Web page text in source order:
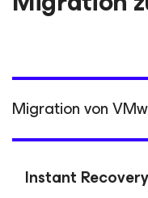
Migration von
Instant